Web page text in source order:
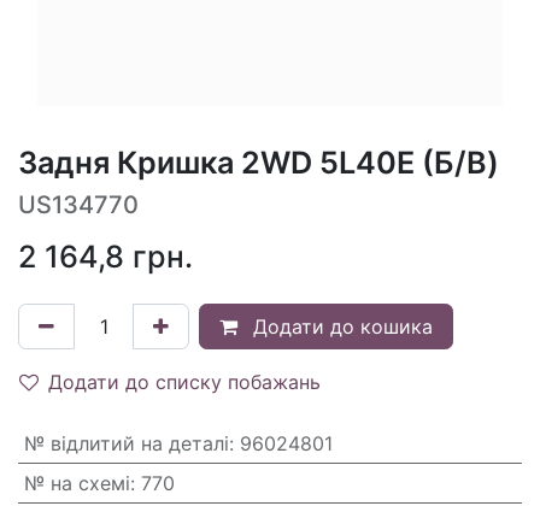
Задня Кришка 2WD 5L40E (Б/В)
US134770
2 164,8 грн.
Додати до кошика
Додати до списку побажань
№ відлитий на деталі: 96024801
№ на схемі: 770